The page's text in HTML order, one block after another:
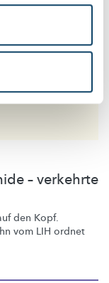
– verkehrte
den Kopf.
vom LIH ordnet